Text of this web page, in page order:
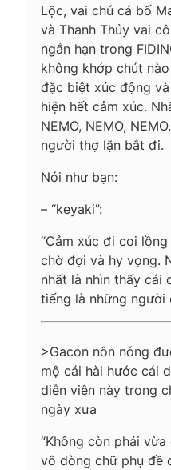
Lộc, vai chú cá bố
và Thanh Thủy vai
ngắn hạn trong
không khớp chút
đặc biệt xúc động
hiện hết cảm xúc.
NEMO, NEMO,
người thợ lặn bắt đi.
Nói như bạn:
– “keyaki”:
“Cảm xúc đi coi
chờ đợi và hy vọng.
nhất là nhìn thấy cái
tiếng là những người
>Gacon nôn nóng
mộ cái hài hước cái
diễn viên này trong
ngày xưa
“Không còn phải
vô dòng chữ phụ đề